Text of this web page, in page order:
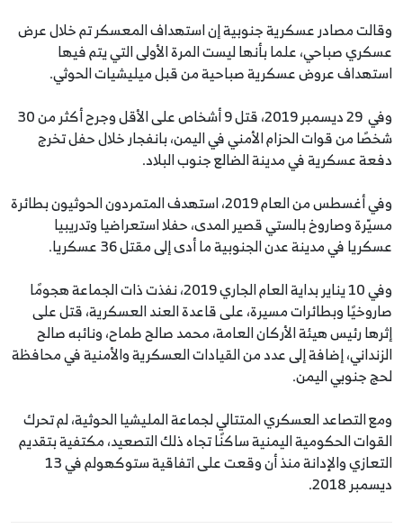
وقالت مصادر عسكرية جنوبية إن استهداف المعسكر تم خلال عرض
عسكري صباحي، علما بأنها ليست المرة الأولى التي يتم فيها
استهداف عروض عسكرية صباحية من قبل ميليشيات الحوثي.
وفي 29 ديسمبر 2019، قتل 9 أشخاص على الأقل وجرح أكثر من 30
شخصًا من قوات الحزام الأمني في اليمن، بانفجار خلال حفل تخرج
دفعة عسكرية في مدينة الضالع جنوب البلاد.
وفي أغسطس من العام 2019، استهدف المتمردون الحوثيون بطائرة
مسيّرة وصاروخ بالستي قصير المدى، حفلا استعراضيا وتدريبيا
عسكريا في مدينة عدن الجنوبية ما أدى إلى مقتل 36 عسكريا.
وفي 10 يناير بداية العام الجاري 2019، نفذت ذات الجماعة هجومًا
صاروخيًا وبطائرات مسيرة، على قاعدة العند العسكرية، قتل على
إثرها رئيس هيئة الأركان العامة، محمد صالح طماح، ونائبه صالح
الزنداني، إضافة إلى عدد من القيادات العسكرية والأمنية في محافظة
لحج جنوبي اليمن.
ومع التصاعد العسكري المتتالي لجماعة المليشيا الحوثية، لم تحرك
القوات الحكومية اليمنية ساكنًا تجاه ذلك التصعيد، مكتفية بتقديم
التعازي والإدانة منذ أن وقعت على اتفاقية ستوكهولم في 13
ديسمبر 2018.